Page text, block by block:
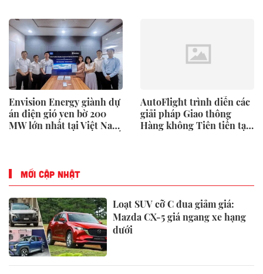
Envision Energy giành dự
án điện gió ven bờ 200
MW lớn nhất tại Việt Nam
Nam Á
AutoFlight trình diễn các
giải pháp Giao thông
Hàng không Tiên tiến tại
MỚI CẬP NHẬT
Loạt SUV cỡ C đua giảm giá:
Mazda CX-5 giá ngang xe hạng
dưới